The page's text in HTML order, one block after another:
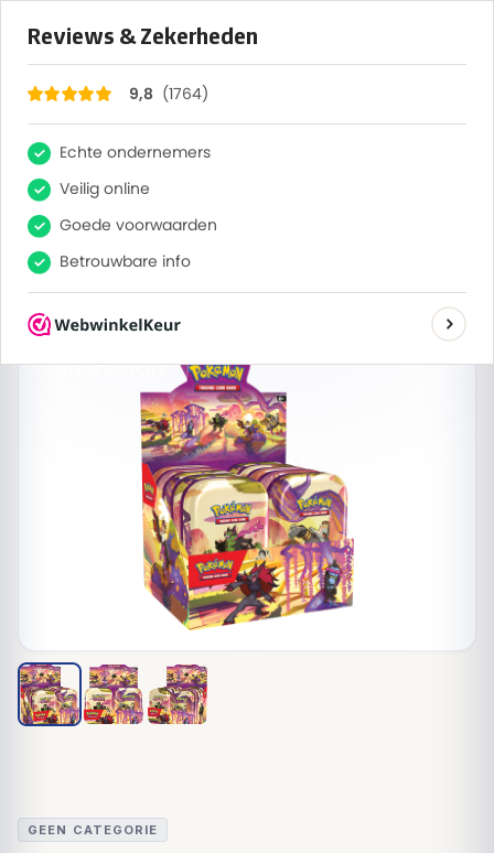
9,8
Bestel voor 13:00, vandaag verzonden
Home / Alle sets / Geen categorie
UITVERKOCHT
GEEN CATEGORIE